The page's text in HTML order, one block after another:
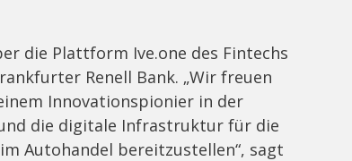
die Plattform Ive.one des Fintechs
Renell Bank. „Wir freuen
Innovationspionier in der
die digitale Infrastruktur für die
Autohandel bereitzustellen“, sagt